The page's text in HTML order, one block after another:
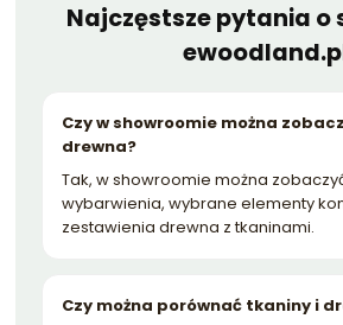
Najczęstsze pytania o
Czy w showroomie można
drewna?
Tak, w showroomie można
wybarwienia, wybrane elementy
zestawienia drewna z tkaninami.
Czy można porównać tkaniny i